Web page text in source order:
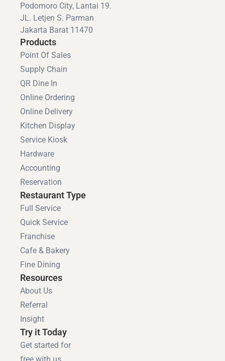
Podomoro City, Lantai 19.
JL. Letjen S. Parman
Jakarta Barat 11470
Products
Point Of Sales
Supply Chain
QR Dine In
Online Ordering
Online Delivery
Kitchen Display
Service Kiosk
Hardware
Accounting
Reservation
Restaurant Type
Full Service
Quick Service
Franchise
Cafe & Bakery
Fine Dining
Resources
About Us
Referral
Insight
Try it Today
Get started for